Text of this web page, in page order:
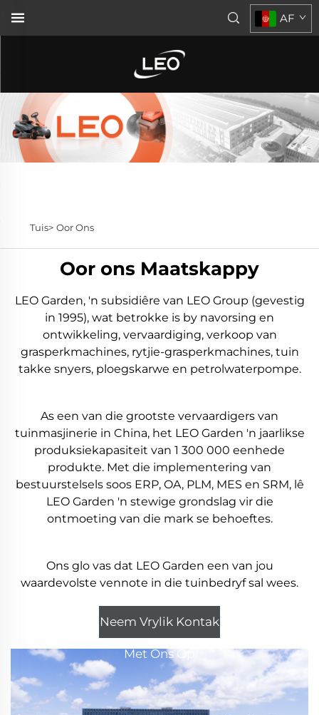
AF
Tuis> Oor Ons
Oor ons Maatskappy
LEO Garden, 'n subsidiêre van LEO Group (gevestig
in 1995), wat betrokke is by navorsing en
ontwikkeling, vervaardiging, verkoop van
grasperkmachines, rytjie-grasperkmachines, tuin
takke snyers, ploegskarwe en petrolwaterpompe.
As een van die grootste vervaardigers van
tuinmasjinerie in China, het LEO Garden 'n jaarlikse
produksiekapasiteit van 1 300 000 eenhede
produkte. Met die implementering van
bestuurstelsels soos ERP, OA, PLM, MES en SRM, lê
LEO Garden 'n stewige grondslag vir die
ontmoeting van die mark se behoeftes.
Ons glo vas dat LEO Garden een van jou
waardevolste vennote in die tuinbedryf sal wees.
Neem Vrylik Kontak
Met Ons Op